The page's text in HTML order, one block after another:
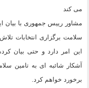
می کند
مشاور رییس جمهوری با بیان
سلامت برگزاری انتخابات
این امر دارد و حتی بیان
آشکار شائبه ای به تامین
برخورد خواهم کرد.